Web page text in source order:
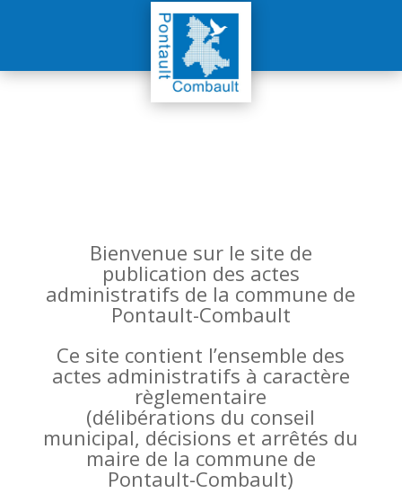
Bienvenue sur le site de
publication des actes
administratifs de la commune de
Pontault-Combault
Ce site contient l’ensemble des
actes administratifs à caractère
règlementaire
(délibérations du conseil
municipal, décisions et arrêtés du
maire de la commune de
Pontault-Combault)